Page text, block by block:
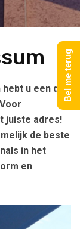
u een dak
juiste adres!
de beste
in het
en
Bel me terug